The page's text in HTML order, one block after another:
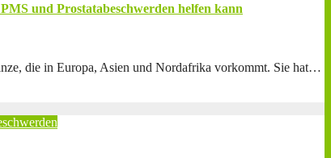
und Prostatabeschwerden helfen kann
die in Europa, Asien und Nordafrika vorkommt. Sie hat…